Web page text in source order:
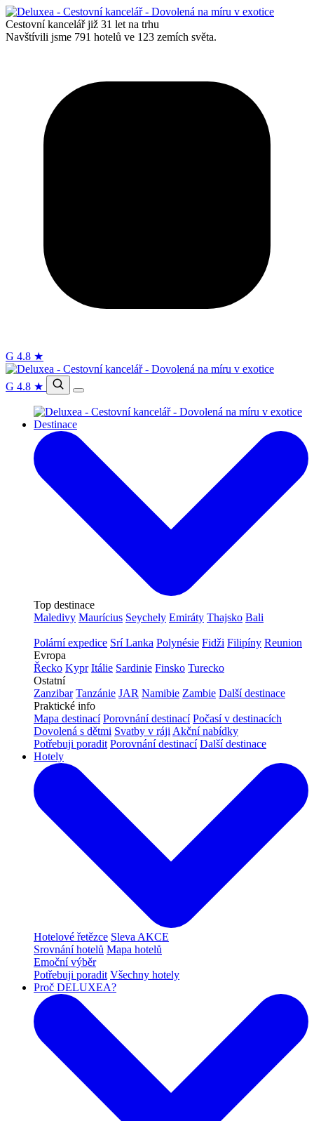
Cestovní kancelář již 31 let na trhu
Navštívili jsme 791 hotelů ve 123 zemích světa.
G 4.8 ★
G 4.8 ★
Destinace
Top destinace
Maledivy Maurícius Seychely Emiráty Thajsko Bali
Polární expedice Srí Lanka Polynésie Fidži Filipíny Reunion
Evropa
Řecko Kypr Itálie Sardinie Finsko Turecko
Ostatní
Zanzibar Tanzánie JAR Namibie Zambie Další destinace
Praktické info
Mapa destinací Porovnání destinací Počasí v destinacích
Dovolená s dětmi Svatby v ráji Akční nabídky
Potřebuji poradit Porovnání destinací Další destinace
Hotely
Hotelové řetězce Sleva AKCE
Srovnání hotelů Mapa hotelů
Emoční výběr
Potřebuji poradit Všechny hotely
Proč DELUXEA?